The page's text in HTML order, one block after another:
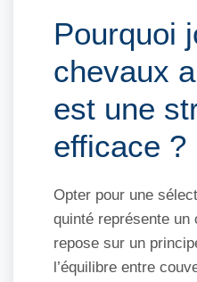
Pourquoi
chevaux
est une
efficace ?
Opter pour une
quinté représente un
repose sur un
l’équilibre entre